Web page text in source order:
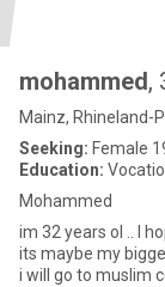
mohammed,
Mainz, Rhineland-
Seeking: Female
Education:
Mohammed
im 32 years ol .. I
its maybe my
i will go to muslim